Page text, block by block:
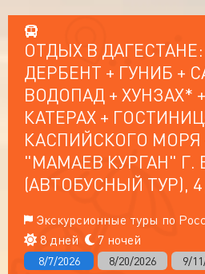
ОТДЫХ В
ДЕРБЕНТ + ГУНИБ +
ВОДОПАД + ХУНЗАХ*
КАТЕРАХ +
КАСПИЙСКОГО МОРЯ
"МАМАЕВ КУРГАН" Г.
(АВТОБУСНЫЙ ТУР),
Экскурсионные туры по
8 дней
7 ночей
8/7/2026 8/20/2026 9/